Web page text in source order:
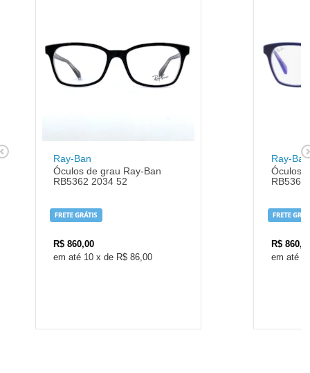
Ray-Ban
Óculos de grau Ray-Ban
RB5362 2034 52
R$ 860,00
10 x de R$ 86,00
Ray-Ban
Óculos
RB5362
R$